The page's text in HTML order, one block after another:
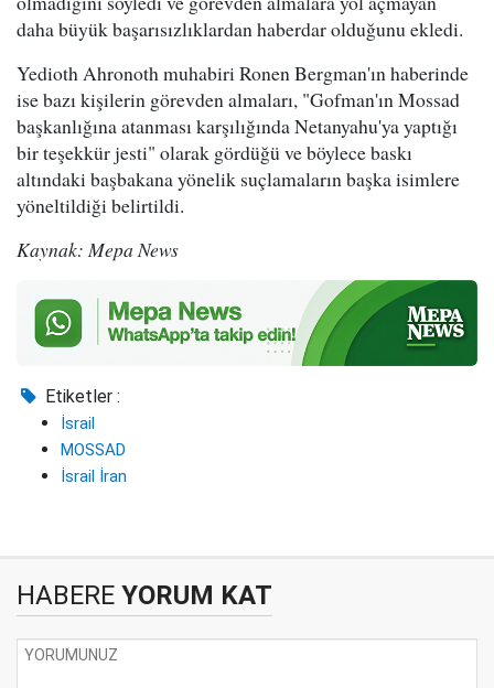
daha büyük başarısızlıklardan haberdar olduğunu ekledi.
Yedioth Ahronoth muhabiri Ronen Bergman'ın haberinde
ise bazı kişilerin görevden almaları, "Gofman'ın Mossad
başkanlığına atanması karşılığında Netanyahu'ya yaptığı
bir teşekkür jesti" olarak gördüğü ve böylece baskı
altındaki başbakana yönelik suçlamaların başka isimlere
yöneltildiği belirtildi.
Kaynak: Mepa News
Etiketler :
İsrail
MOSSAD
İsrail İran
HABERE YORUM KAT